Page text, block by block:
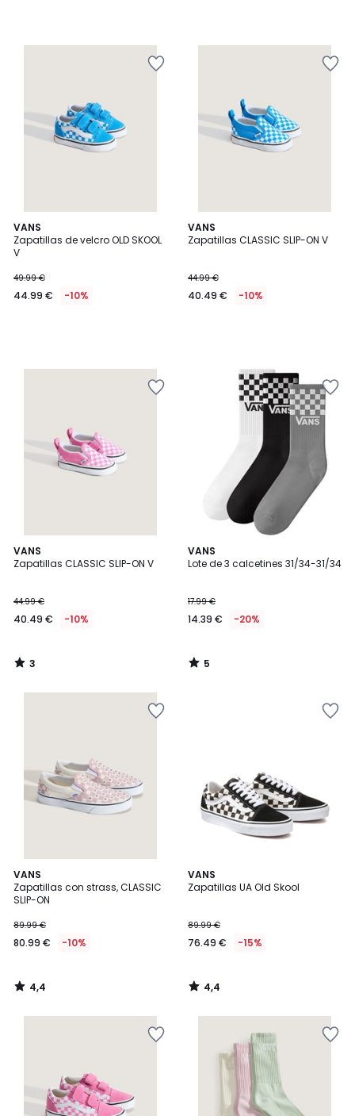
VANS
Zapatillas de velcro OLD SKOOL
V
49.99 €
44.99 € -10%
VANS
Zapatillas CLASSIC SLIP-ON V
44.99 €
40.49 € -10%
VANS
Zapatillas CLASSIC SLIP-ON V
44.99 €
40.49 € -10%
3
/
3
/
VANS
Lote de 3 calcetines 31/34-31/34
17.99 €
14.39 € -20%
5
/
5
/
VANS
Zapatillas con strass, CLASSIC
SLIP-ON
89.99 €
80.99 € -10%
4,4
/ 5
4,4
/
VANS
Zapatillas UA Old Skool
89.99 €
76.49 € -15%
4,4
/ 5
4,4
/